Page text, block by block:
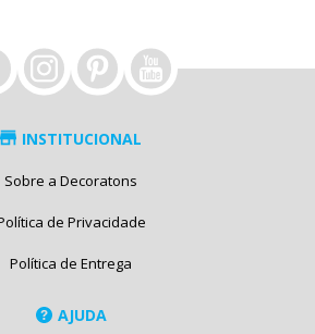
INSTITUCIONAL
Sobre a Decoratons
de Privacidade
Política de Entrega
AJUDA